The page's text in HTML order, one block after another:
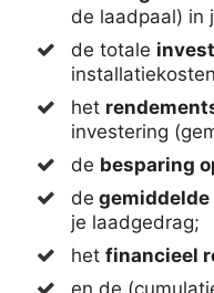
de laadpaal) in
de totale
installatiekosten
het
investering
de besparing
de
je laadgedrag;
het financieel
en de